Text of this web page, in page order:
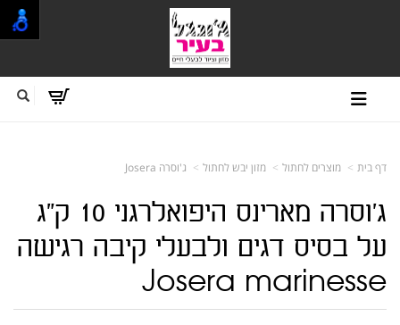
דף בית מוצרים לחתול מזון יבש לחתול ג'וסרה Josera
ג'וסרה מארינס היפואלרגני 10 ק"ג
על בסיס דגים ולבעלי קיבה רגישה
Josera marinesse